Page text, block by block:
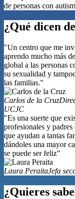
de personas con
¿Qué dicen
"Un centro que me
aprendo mucho más
global a las personas
su sexualidad y
las familias."
Carlos de la Cruz
UCJC
"Es una suerte que
profesionales y
que ayudan a tantas
dándoles una mayor
se puede ser feliz"
Laura PeraitaJefa
¿Quieres